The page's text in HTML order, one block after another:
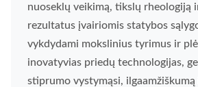
nuoseklų veikimą, tikslų rheologiją
rezultatus įvairiomis statybos
vykdydami mokslinius tyrimus ir
inovatyvias priedų technologijas,
stiprumo vystymąsi,